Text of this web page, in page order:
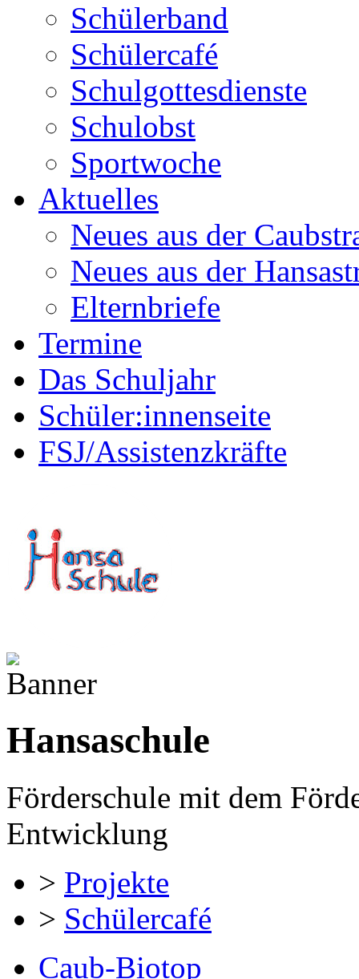
Schülerband
Schülercafé
Schulgottesdienste
Schulobst
Sportwoche
Aktuelles
Neues aus der
Neues aus der
Elternbriefe
Termine
Das Schuljahr
Schüler:innenseite
FSJ/Assistenzkräfte
Hansaschule
Förderschule mit dem
Entwicklung
> Projekte
> Schülercafé
Caub-Biotop